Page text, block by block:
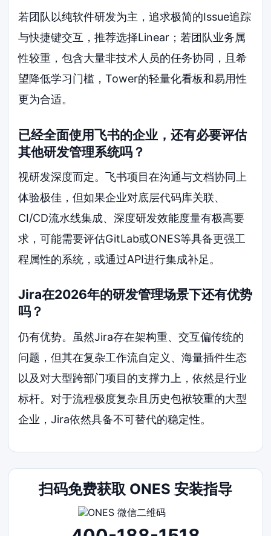
若团队以纯软件研发为主，追求极简的Issue追踪
与快捷键交互，推荐选择Linear；若团队业务属
性较重，包含大量非技术人员的任务协同，且希
望降低学习门槛，Tower的轻量化看板和易用性
更为合适。
已经全面使用飞书的企业，还有必要评估
其他研发管理系统吗？
视研发深度而定。飞书项目在沟通与文档协同上
体验极佳，但如果企业对底层代码库关联、
CI/CD流水线集成、深度研发效能度量有极高要
求，可能需要评估GitLab或ONES等具备更强工
程属性的系统，或通过API进行集成补足。
Jira在2026年的研发管理场景下还有优势
吗？
仍有优势。虽然Jira存在架构重、交互偏传统的
问题，但其在复杂工作流自定义、海量插件生态
以及对大型跨部门项目的支撑力上，依然是行业
标杆。对于流程极度复杂且历史包袱较重的大型
企业，Jira依然具备不可替代的稳定性。
扫码免费获取 ONES 安装指导